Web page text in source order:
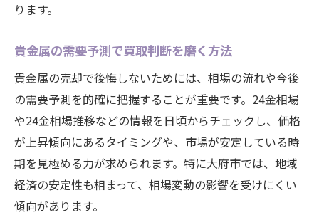
ります。
貴金属の需要予測で買取判断を磨く方法
貴金属の売却で後悔しないためには、相場の流れや今後
の需要予測を的確に把握することが重要です。24金相場
や24金相場推移などの情報を日頃からチェックし、価格
が上昇傾向にあるタイミングや、市場が安定している時
期を見極める力が求められます。特に大府市では、地域
経済の安定性も相まって、相場変動の影響を受けにくい
傾向があります。